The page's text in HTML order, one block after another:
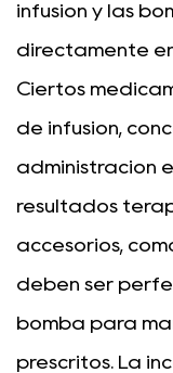
infusión y las
directamente
Ciertos
de infusión,
administración
resultados
accesorios,
deben ser
bomba para
prescritos. La